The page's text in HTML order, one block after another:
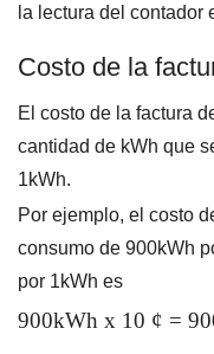
la lectura del contador
Costo de la
El costo de la factura
cantidad de kWh que
1kWh.
Por ejemplo, el costo
consumo de 900kWh
por 1kWh es
900kWh x 10 ¢ =